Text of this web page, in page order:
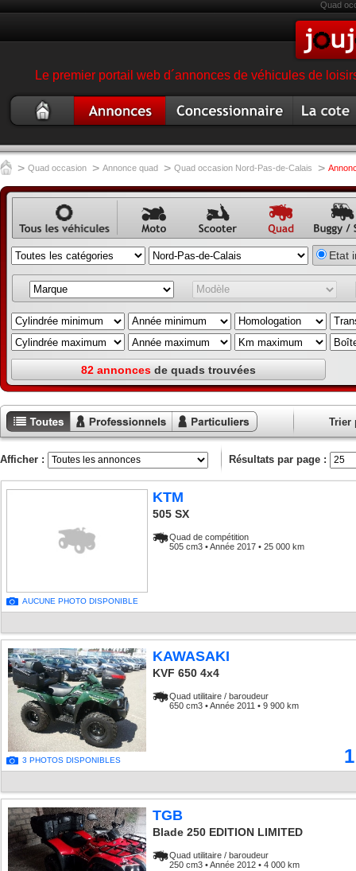
Quad
Le premier portail web d´annonces de véhicules de
occasion
garage magasin quad
> Quad occasion > Annonce quad > Quad occasion Nord-Pas-de-Calais >
Annonce
véhicule
occasion
Annonce
moto
Annonce
scooter
Annonce
buggy,
SSV
Etat
82 annonces de quads trouvées
Toutes les
annonces
Annonces
professionnels
Annonces
particuliers
Trier
Afficher : Résultats par page :
AUCUNE PHOTO DISPONIBLE
KTM
505 SX
Quad de compétition
505 cm3 • Année 2017 • 25 000 km
3 PHOTOS DISPONIBLES
KAWASAKI
KVF 650 4x4
Quad utilitaire / baroudeur
650 cm3 • Année 2011 • 9 900 km
TGB
Blade 250 EDITION LIMITED
Quad utilitaire / baroudeur
250 cm3 • Année 2012 • 4 000 km